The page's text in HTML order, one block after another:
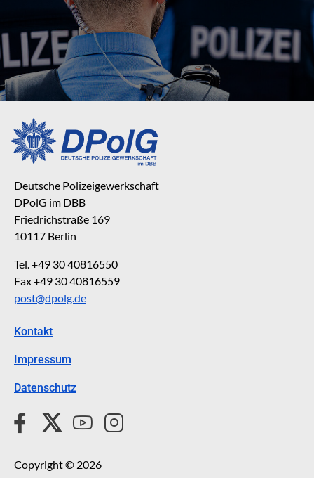
Deutsche Polizeigewerkschaft
DPolG im DBB
Friedrichstraße 169
10117 Berlin
Tel. +49 30 40816550
Fax +49 30 40816559
post@dpolg.de
Kontakt
Impressum
Datenschutz
Copyright © 2026